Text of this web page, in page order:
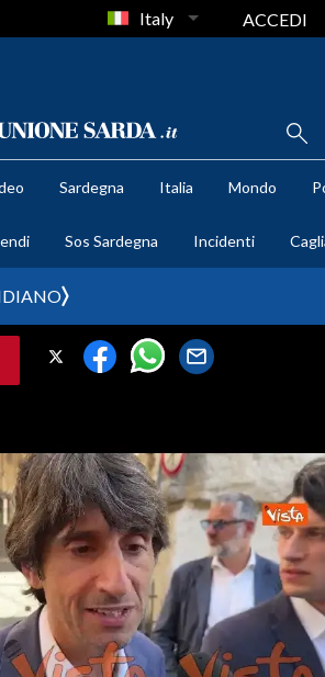
Italy ACCEDI
Sardegna Italia Mondo
Sos Sardegna Incidenti